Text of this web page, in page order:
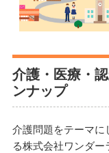
介護・医療・
ンナップ
介護問題をテーマ
る株式会社ワンダ